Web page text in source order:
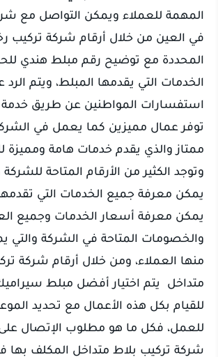
المهمة للعملاء ويمكن التواصل مع
في العين من خلال أرقام شركة تركيب
المحددة مع توضيح رقم مبلط هندي
الخدمات التي يقدمها المبلط، ويتم الرد
استفسارات المواطنين عن طريق خدمة
توفر عمال مميزين كما يعمل في
ممتاز والذي يقدم خدمات هامة ومميزة
وتوجد الكثير من الأرقام المتاحة
يمكن معرفة جميع الخدمات التي
يمكن معرفة أسعار الخدمات وجميع
والخصومات المتاحة في الشركة والتي
منها العملاء، ومن خلال أرقام شركة
متداخل يتم اختيار أفضل مبلط
للقيام بكل هذه الأعمال مع تحديد
للعمل، فكل ما هو مطلوب الإتصال
شركة تركيب بلاط متداخل المكلف بها